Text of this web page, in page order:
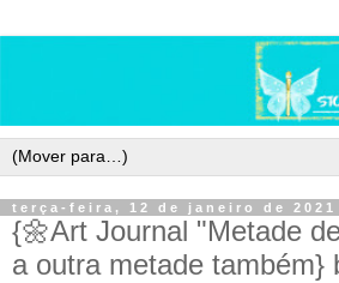
terça-feira, 12 de janeiro de 2021
{🌼Art Journal "Metade
a outra metade também}